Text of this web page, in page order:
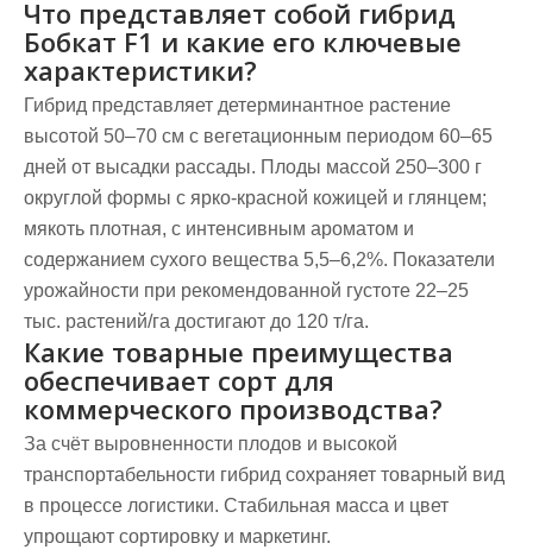
Что представляет собой гибрид
Бобкат F1 и какие его ключевые
характеристики?
Гибрид представляет детерминантное растение
высотой 50–70 см с вегетационным периодом 60–65
дней от высадки рассады. Плоды массой 250–300 г
округлой формы с ярко-красной кожицей и глянцем;
мякоть плотная, с интенсивным ароматом и
содержанием сухого вещества 5,5–6,2%. Показатели
урожайности при рекомендованной густоте 22–25
тыс. растений/га достигают до 120 т/га.
Какие товарные преимущества
обеспечивает сорт для
коммерческого производства?
За счёт выровненности плодов и высокой
транспортабельности гибрид сохраняет товарный вид
в процессе логистики. Стабильная масса и цвет
упрощают сортировку и маркетинг.